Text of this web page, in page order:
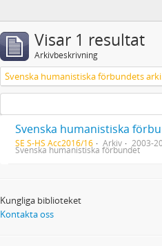
Visar 1 resultat
Arkivbeskrivning
Svenska humanistiska
SE S-HS Acc2016/16 Arkiv 2003-
Svenska humanistiska förbundet
Kungliga biblioteket
Kontakta oss